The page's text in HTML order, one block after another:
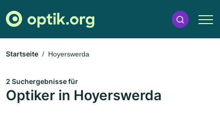
Startseite Hoyerswerda
2 Suchergebnisse für
Optiker in Hoyerswerda